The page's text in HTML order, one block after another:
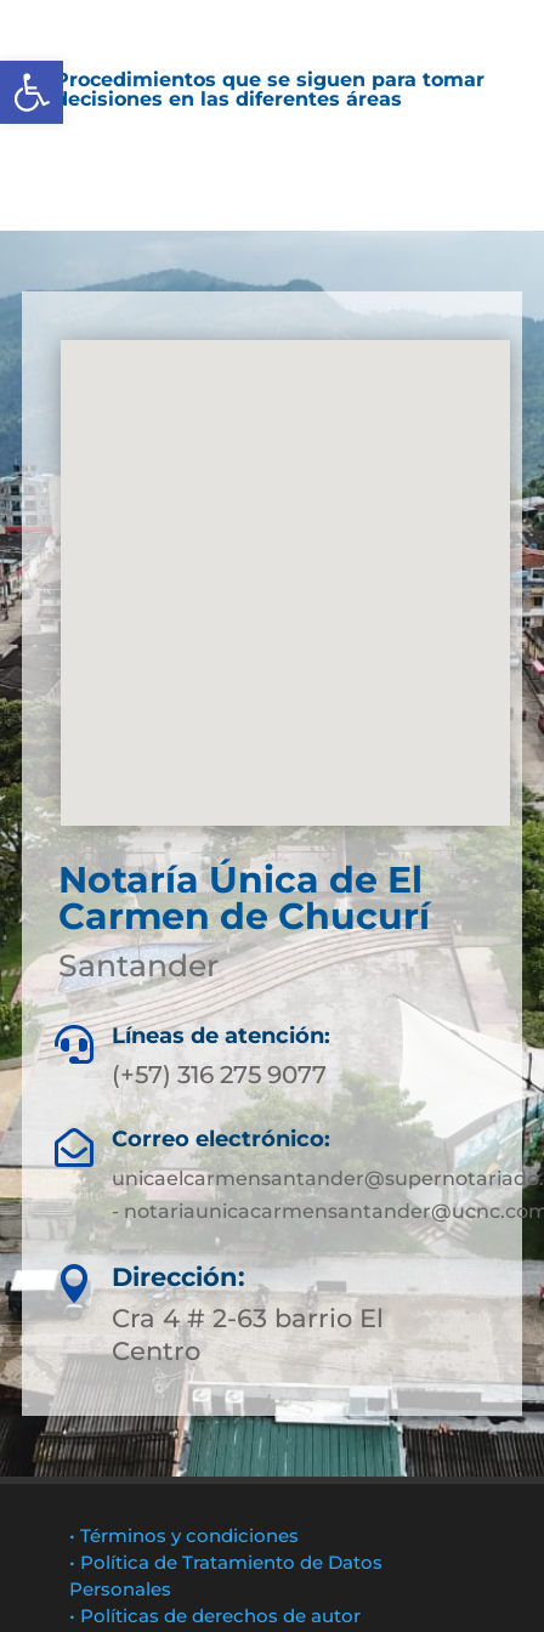
Abrir barra de herramientas
Procedimientos que se siguen para tomar
decisiones en las diferentes áreas
Notaría Única de El
Carmen de Chucurí
Santander
 Líneas de atención:
(+57) 316 275 9077
 Correo electrónico:
-

Dirección:
Cra 4 # 2-63 barrio El
Centro
• Términos y condiciones
• Política de Tratamiento de Datos
Personales
• Políticas de derechos de autor